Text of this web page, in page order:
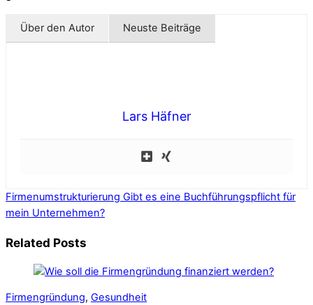
Über den Autor Neuste Beiträge
Lars Häfner
Firmenumstrukturierung Gibt es eine Buchführungspflicht für
mein Unternehmen?
Related Posts
Firmengründung, Gesundheit